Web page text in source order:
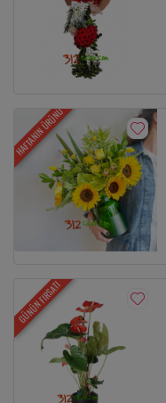
HAFTANIN ÜRÜNÜ
GÜNÜN FIRSATI